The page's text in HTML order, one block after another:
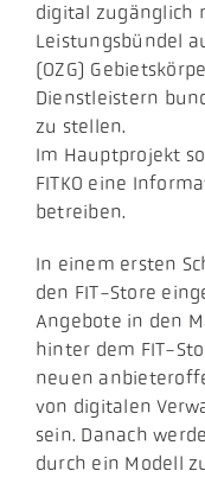
digital zugänglich
Leistungsbündel
(OZG)
Dienstleistern
zu stellen.
Im Hauptprojekt
FITKO eine
betreiben.
In einem ersten
den FIT-Store
Angebote in den
hinter dem FIT-
neuen
von digitalen
sein. Danach
durch ein Modell